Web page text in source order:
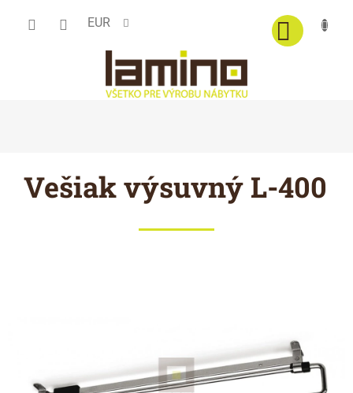
EUR
Vešiak výsuvný L-400